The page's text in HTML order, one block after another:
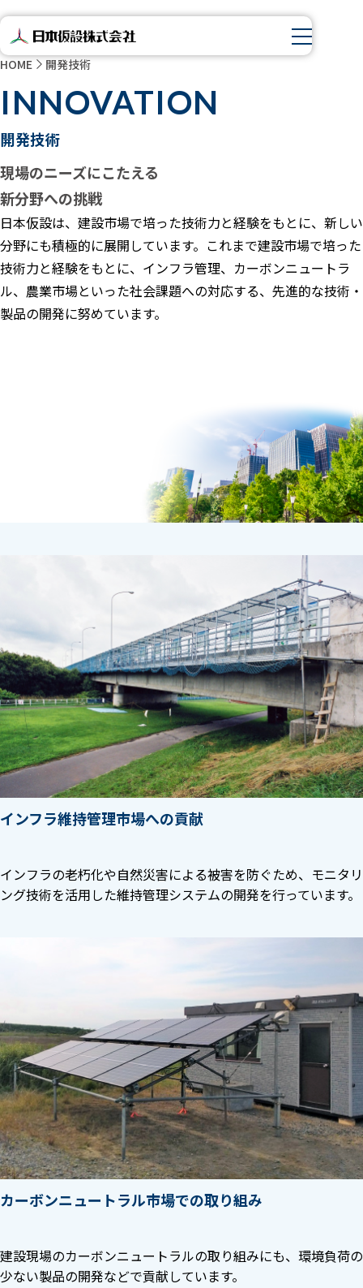
HOME 開発技術
INNOVATION
開発技術
現場のニーズにこたえる
新分野への挑戦
日本仮設は、建設市場で培った技術力と経験をもとに、新しい
分野にも積極的に展開しています。これまで建設市場で培った
技術力と経験をもとに、インフラ管理、カーボンニュートラ
ル、農業市場といった社会課題への対応する、先進的な技術・
製品の開発に努めています。
インフラ維持管理市場への貢献
インフラの老朽化や自然災害による被害を防ぐため、モニタリ
ング技術を活用した維持管理システムの開発を行っています。
カーボンニュートラル市場での取り組み
建設現場のカーボンニュートラルの取り組みにも、環境負荷の
少ない製品の開発などで貢献しています。